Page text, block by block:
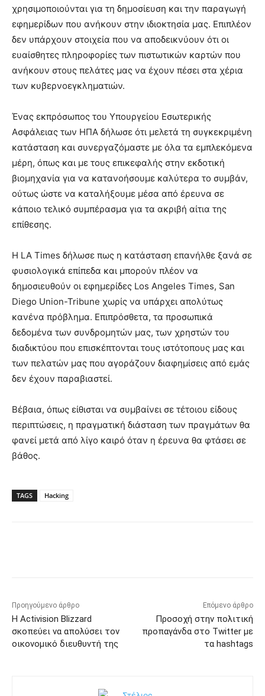
χρησιμοποιούνται για τη δημοσίευση και την παραγωγή
εφημερίδων που ανήκουν στην ιδιοκτησία μας. Επιπλέον
δεν υπάρχουν στοιχεία που να αποδεικνύουν ότι οι
ευαίσθητες πληροφορίες των πιστωτικών καρτών που
ανήκουν στους πελάτες μας να έχουν πέσει στα χέρια
των κυβερνοεγκληματιών.
Ένας εκπρόσωπος του Υπουργείου Εσωτερικής
Ασφάλειας των ΗΠΑ δήλωσε ότι μελετά τη συγκεκριμένη
κατάσταση και συνεργαζόμαστε με όλα τα εμπλεκόμενα
μέρη, όπως και με τους επικεφαλής στην εκδοτική
βιομηχανία για να κατανοήσουμε καλύτερα το συμβάν,
ούτως ώστε να καταλήξουμε μέσα από έρευνα σε
κάποιο τελικό συμπέρασμα για τα ακριβή αίτια της
επίθεσης.
Η LA Times δήλωσε πως η κατάσταση επανήλθε ξανά σε
φυσιολογικά επίπεδα και μπορούν πλέον να
δημοσιευθούν οι εφημερίδες Los Angeles Times, San
Diego Union-Tribune χωρίς να υπάρχει απολύτως
κανένα πρόβλημα. Επιπρόσθετα, τα προσωπικά
δεδομένα των συνδρομητών μας, των χρηστών του
διαδικτύου που επισκέπτονται τους ιστότοπους μας και
των πελατών μας που αγοράζουν διαφημίσεις από εμάς
δεν έχουν παραβιαστεί.
Βέβαια, όπως είθισται να συμβαίνει σε τέτοιου είδους
περιπτώσεις, η πραγματική διάσταση των πραγμάτων θα
φανεί μετά από λίγο καιρό όταν η έρευνα θα φτάσει σε
βάθος.
TAGS Hacking
Προηγούμενο άρθρο
Η Activision Blizzard
σκοπεύει να απολύσει τον
οικονομικό διευθυντή της
Επόμενο άρθρο
Προσοχή στην πολιτική
προπαγάνδα στο Twitter με
τα hashtags